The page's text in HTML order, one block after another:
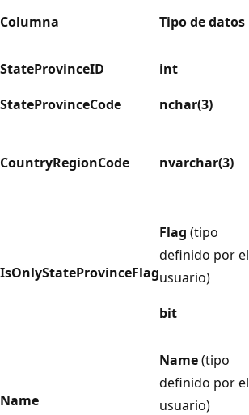
Columna Tipo de datos
StateProvinceID int
StateProvinceCode
nchar(3)
CountryRegionCode nvarchar(3)
IsOnlyStateProvinceFlag
Flag (tipo
definido por el
usuario)
bit
Name
Name(tipo
definido por el
usuario)